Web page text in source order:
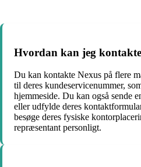
Hvordan kan jeg
Du kan kontakte Nexus på flere
til deres kundeservicenummer,
hjemmeside. Du kan også sende
eller udfylde deres
besøge deres fysiske
repræsentant personligt.